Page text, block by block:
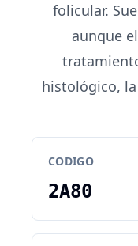
folicular.
aunque
histológico,
CODIGO
2A80